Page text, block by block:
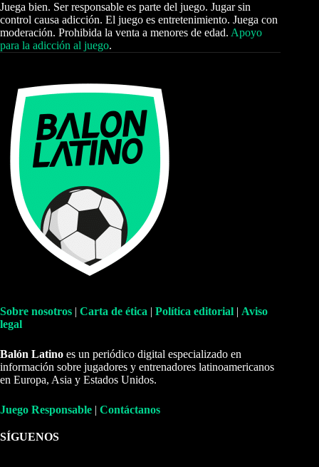
Juega bien. Ser responsable es parte del juego. Jugar sin
control causa adicción. El juego es entretenimiento. Juega con
moderación. Prohibida la venta a menores de edad. Apoyo
para la adicción al juego.
Sobre nosotros | Carta de ética | Política editorial | Aviso
legal
Balón Latino es un periódico digital especializado en
información sobre jugadores y entrenadores latinoamericanos
en Europa, Asia y Estados Unidos.
Juego Responsable | Contáctanos
SÍGUENOS